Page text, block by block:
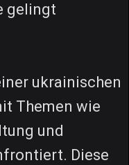
gelingt
ukrainischen
Themen wie
und
Diese